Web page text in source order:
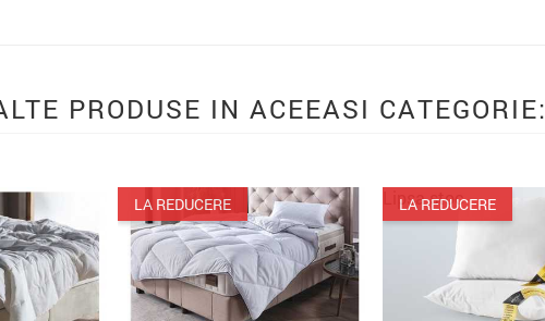
PRODUSE IN ACEEASI CATEGORIE:
LA REDUCERE
Lipsa stoc LA REDUCERE